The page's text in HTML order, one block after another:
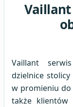
Vaillant
dzielnice
w promieniu do
także